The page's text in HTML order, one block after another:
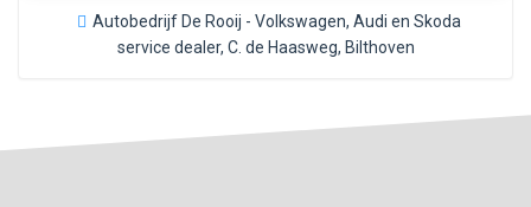
Autobedrijf De Rooij - Volkswagen, Audi en Skoda
service dealer, C. de Haasweg, Bilthoven